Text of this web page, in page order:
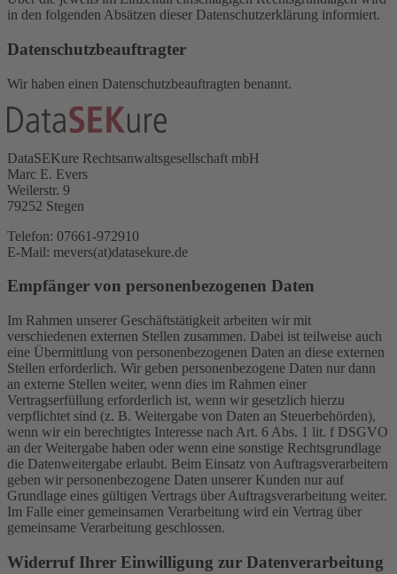
in den folgenden Absätzen dieser Datenschutzerklärung informiert.
Datenschutz­beauftragter
Wir haben einen Datenschutzbeauftragten benannt.
DataSEKure Rechtsanwaltsgesellschaft mbH
Marc E. Evers
Weilerstr. 9
79252 Stegen
Telefon: 07661-972910
E-Mail: mevers(at)datasekure.de
Empfänger von personenbezogenen Daten
Im Rahmen unserer Geschäftstätigkeit arbeiten wir mit
verschiedenen externen Stellen zusammen. Dabei ist teilweise auch
eine Übermittlung von personenbezogenen Daten an diese externen
Stellen erforderlich. Wir geben personenbezogene Daten nur dann
an externe Stellen weiter, wenn dies im Rahmen einer
Vertragserfüllung erforderlich ist, wenn wir gesetzlich hierzu
verpflichtet sind (z. B. Weitergabe von Daten an Steuerbehörden),
wenn wir ein berechtigtes Interesse nach Art. 6 Abs. 1 lit. f DSGVO
an der Weitergabe haben oder wenn eine sonstige Rechtsgrundlage
die Datenweitergabe erlaubt. Beim Einsatz von Auftragsverarbeitern
geben wir personenbezogene Daten unserer Kunden nur auf
Grundlage eines gültigen Vertrags über Auftragsverarbeitung weiter.
Im Falle einer gemeinsamen Verarbeitung wird ein Vertrag über
gemeinsame Verarbeitung geschlossen.
Widerruf Ihrer Einwilligung zur Datenverarbeitung